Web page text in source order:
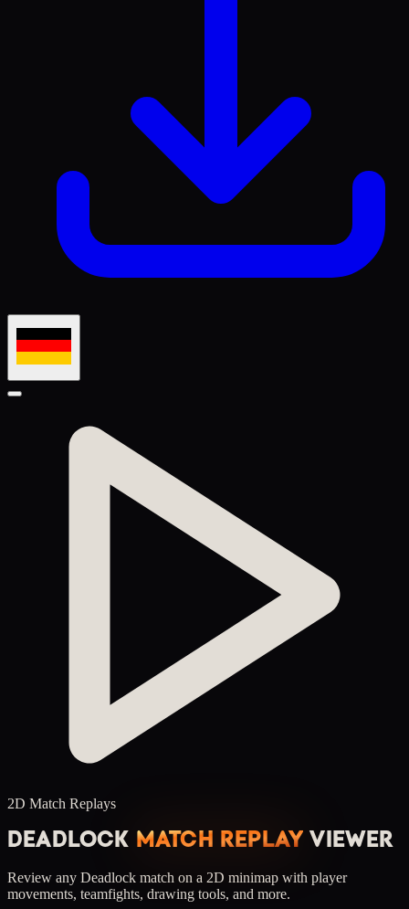
2D Match Replays
DEADLOCK MATCH REPLAY VIEWER
Review any Deadlock match on a 2D minimap with player
movements, teamfights, drawing tools, and more.